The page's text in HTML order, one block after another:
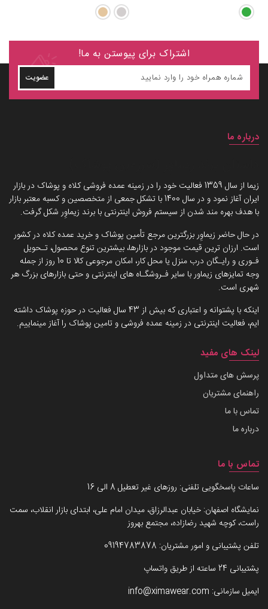
اشتراک برای پیوستن به ما!
عضویت
درباره ما
زیما از سال 1359 فعالیت خود را در زمینه عمده فروشی کلاه و پوشاک در بازار
ایران آغاز نمود و در سال 1400 با تشکل جمعی از متخصصین و کسبه معتبر بازار
با هدف بهره مند شدن از سیستم فروش اینترنتی با برند زیماوِر شکل گرفت.
در حال حاضر زیماوِر بزرگترین مرجع تأمین پوشاک و خرید عمده کلاه در کشور
است. ارزان ترین قیمت موجود در بازارها، بیشترین تنوع محصول، تـحویل
فـوری و رایـگان درب منزل یا محل کار، امکان مرجوعی کالا تا 10 روز از جمله
وجه تمایزهای زیماور با سایر فـروشگـاه های اینترنتی و حتی بازارهای بزرگ هر
شهری است.
اینکه با پشتوانه و اعتباری که بیش از 43 سال فعالیت در حوزه پوشاک داشته
ایم، فعالیت اینترنتی در زمینه عمده فروشی و تامین پوشاک را آغاز مینماییم.
لینک های مفید
پرسش های متداول
راهنمای مشتریان
تماس با ما
درباره ما
تماس با ما
ساعات پاسخگویی تلفنی: روزهای غیر تعطیل 8 الی 16
نمایشگاه اصفهان: خیابان عبدالرزاق، میدان امام علی، ابتدای بازار انقلاب، سمت
راست، کوچه شهید رضازاده، مجتمع بهروز
تلفن پشتیبانی و امور مشتریان: 09194783878
پشتیبانی 24 ساعته از طریق واتساپ
ایمیل سازمانی: info@ximawear.com